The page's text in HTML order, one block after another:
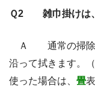
Ｑ2 雑巾掛けは
Ａ 通常の掃除
沿って拭きます。
使った場合は、 畳